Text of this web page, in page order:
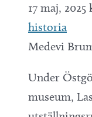
17 maj, 2025
historia
Medevi
Under
museum,